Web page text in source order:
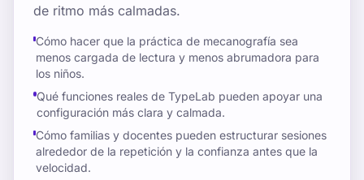
de ritmo más calmadas.
Cómo hacer que la práctica de mecanografía sea
menos cargada de lectura y menos abrumadora para
los niños.
Qué funciones reales de TypeLab pueden apoyar una
configuración más clara y calmada.
Cómo familias y docentes pueden estructurar sesiones
alrededor de la repetición y la confianza antes que la
velocidad.